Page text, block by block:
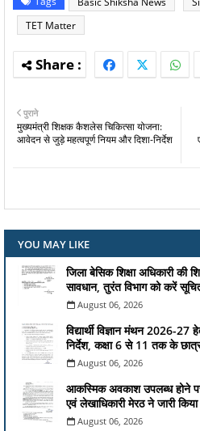
TET Matter
पुराने
मुख्यमंत्री शिक्षक कैशलेस चिकित्सा योजना:
आवेदन से जुड़े महत्वपूर्ण नियम और दिशा-निर्देश
YOU MAY LIKE
जिला बेसिक शिक्षा अधिकारी की
सावधान, तुरंत विभाग को करें
August 06, 2026
विद्यार्थी विज्ञान मंथन 2026-
निर्देश, कक्षा 6 से 11 तक के
August 06, 2026
आकस्मिक अवकाश उपलब्ध होने
एवं लेखाधिकारी मेरठ ने जारी
August 06, 2026